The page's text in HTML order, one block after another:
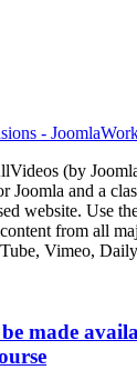
-
(by
Joomla and a
website. Use
from all
Vimeo,
made